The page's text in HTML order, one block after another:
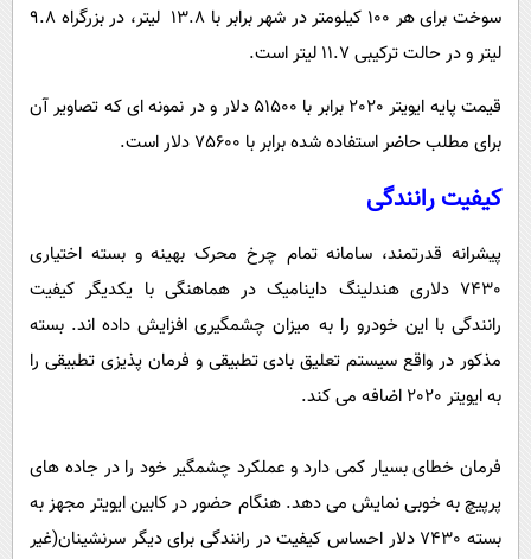
سوخت برای هر 100 کیلومتر در شهر برابر با 13.8 لیتر، در بزرگراه 9.8
لیتر و در حالت ترکیبی 11.7 لیتر است.
قیمت پایه ایویتر 2020 برابر با 51500 دلار و در نمونه ای که تصاویر آن
برای مطلب حاضر استفاده شده برابر با 75600 دلار است.
کیفیت رانندگی
پیشرانه قدرتمند، سامانه تمام چرخ محرک بهینه و بسته اختیاری
7430 دلاری هندلینگ داینامیک در هماهنگی با یکدیگر کیفیت
رانندگی با این خودرو را به میزان چشمگیری افزایش داده اند. بسته
مذکور در واقع سیستم تعلیق بادی تطبیقی و فرمان پذیزی تطبیقی را
به ایویتر 2020 اضافه می کند.
فرمان خطای بسیار کمی دارد و عملکرد چشمگیر خود را در جاده های
پرپیچ به خوبی نمایش می دهد. هنگام حضور در کابین ایویتر مجهز به
بسته 7430 دلار احساس کیفیت در رانندگی برای دیگر سرنشینان(غیر